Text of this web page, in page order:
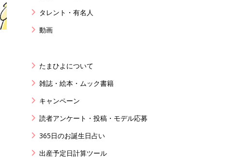
タレント・有名人
動画
たまひよについて
雑誌・絵本・ムック書籍
キャンペーン
読者アンケート・投稿・モデル応募
365日のお誕生日占い
出産予定日計算ツール